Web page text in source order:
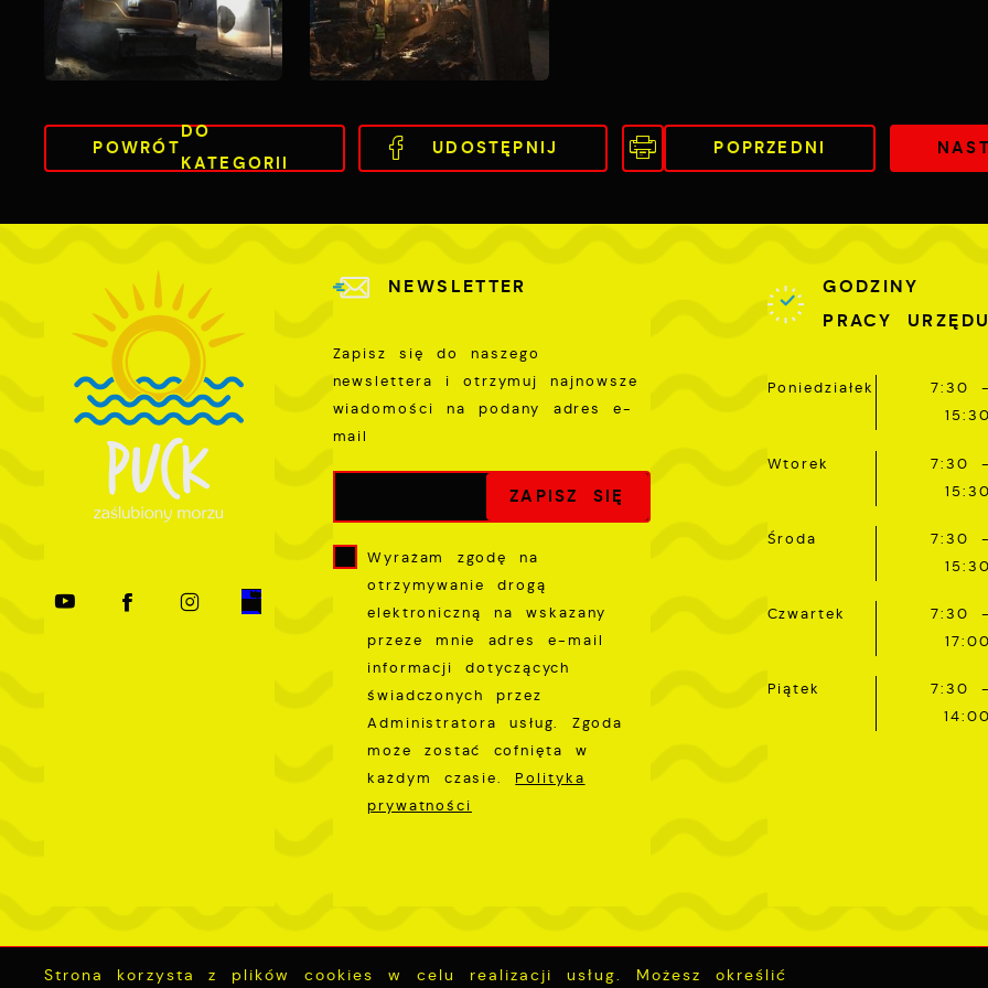
POWRÓT
DO
KATEGORII
UDOSTĘPNIJ POPRZEDNI
NEWSLETTER
Zapisz się do naszego
newslettera i otrzymuj najnowsze
wiadomości na podany adres e-
mail
Wyrażam zgodę na
otrzymywanie drogą
elektroniczną na wskazany
przeze mnie adres e-mail
informacji dotyczących
świadczonych przez
Administratora usług. Zgoda
może zostać cofnięta w
każdym czasie. Polityka
prywatności
GODZINY
PRACY URZĘDU
Poniedziałek
7:30 -
15:30
Wtorek
7:30 -
15:30
Środa
7:30 -
15:30
Czwartek
7:30 -
17:00
Piątek
7:30 -
14:00
Strona korzysta z plików cookies w celu realizacji usług. Możesz określić
partnerami oraz innych dostawców usług. Firmy te działają
społecznościowych.